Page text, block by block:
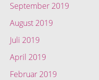
September 2019
August 2019
Juli 2019
April 2019
Februar 2019